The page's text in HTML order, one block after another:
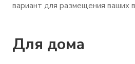
вариант для размещения ваших
Для дома